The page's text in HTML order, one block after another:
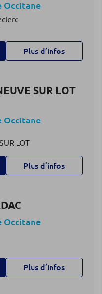
Occitane
Plus d’infos
SUR LOT
Occitane
LOT
Plus d’infos
Occitane
Plus d’infos